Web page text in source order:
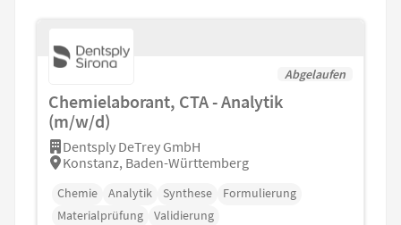
Abgelaufen
Chemielaborant, CTA - Analytik
(m/w/d)
Dentsply DeTrey GmbH
Konstanz, Baden-Württemberg
Chemie Analytik Synthese
Formulierung
Materialprüfung
Validierung